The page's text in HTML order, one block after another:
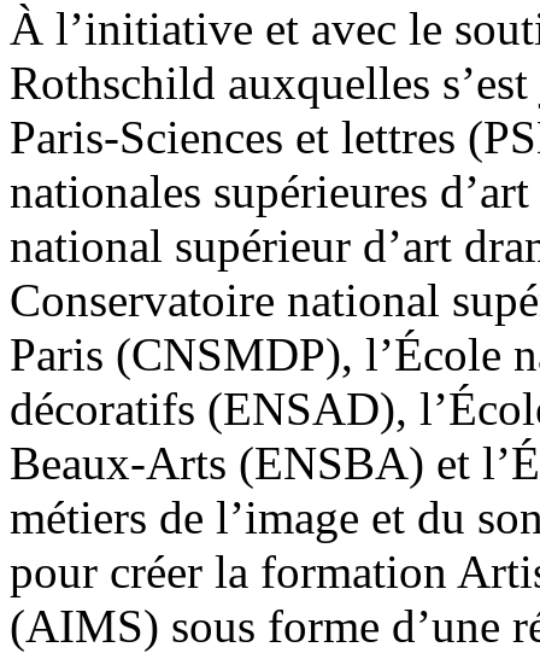
À l’initiative et avec le
Rothschild auxquelles
Paris-Sciences et lettres
nationales supérieures
national supérieur d’art
Conservatoire national
Paris (CNSMDP), l’École
décoratifs (ENSAD),
Beaux-Arts (ENSBA) et
métiers de l’image et du
pour créer la formation
(AIMS) sous forme d’une